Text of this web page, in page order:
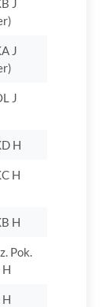
J
J
J
H
H
H
Pok.
H
H